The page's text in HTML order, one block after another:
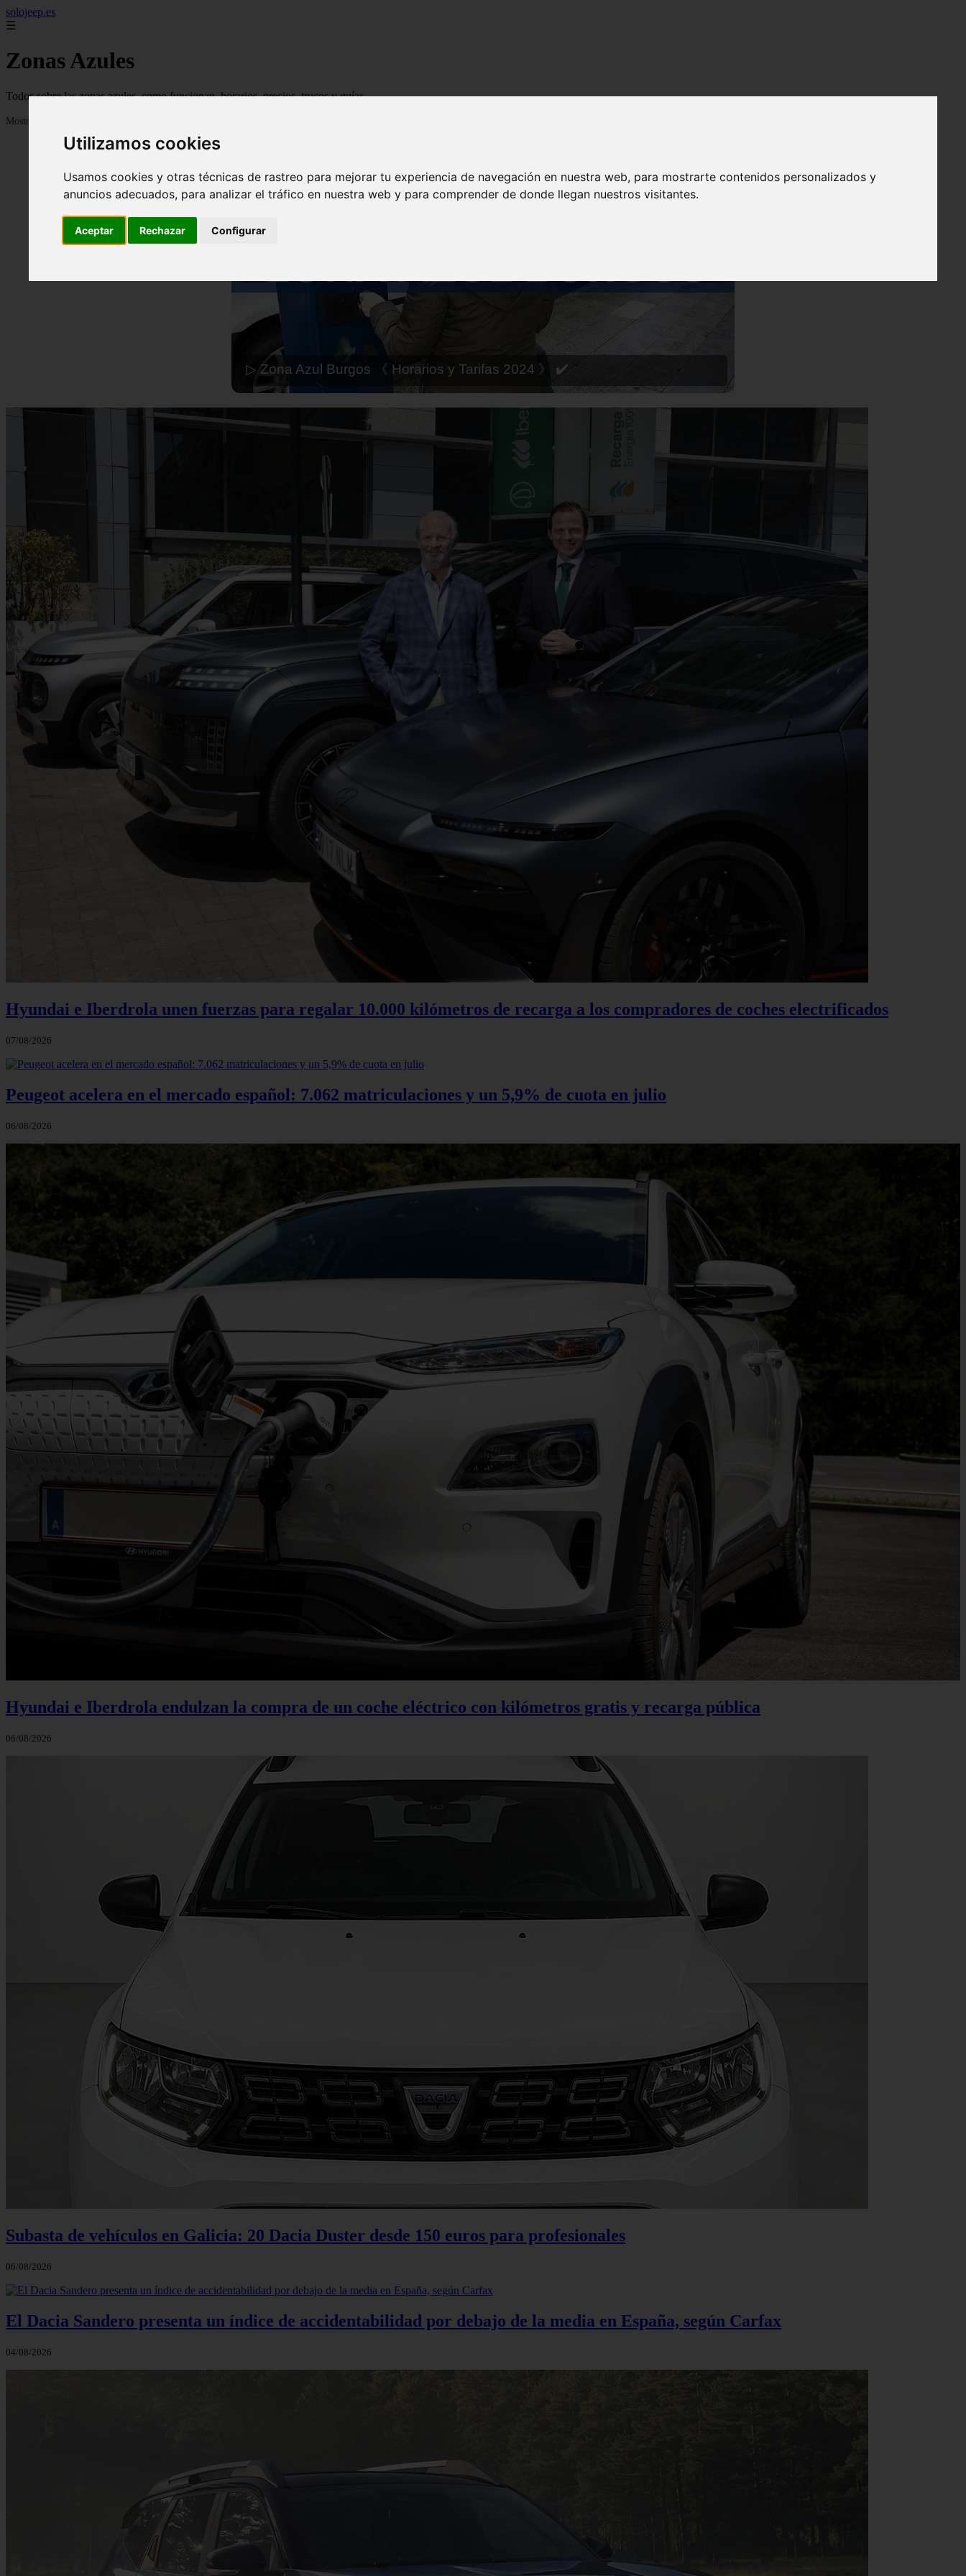
Utilizamos cookies
Usamos cookies y otras técnicas de rastreo para mejorar tu experiencia de navegación en nuestra web, para mostrarte contenidos personalizados y
anuncios adecuados, para analizar el tráfico en nuestra web y para comprender de donde llegan nuestros visitantes.
Aceptar Rechazar Configurar
solojeep.es
☰
Zonas Azules
Todos sobre las zonas azules, como funcionan, horarios, precios, trucos y guías
Mostrando 1 - 24 de 3336 artículos
▷ Zona Azul Córdoba 《 Horarios y Tarifas 2024 》 ✔️
Hyundai e Iberdrola unen fuerzas para regalar 10.000 kilómetros de recarga a los compradores de coches electrificados
07/08/2026
Peugeot acelera en el mercado español: 7.062 matriculaciones y un 5,9% de cuota en julio
06/08/2026
Hyundai e Iberdrola endulzan la compra de un coche eléctrico con kilómetros gratis y recarga pública
06/08/2026
Subasta de vehículos en Galicia: 20 Dacia Duster desde 150 euros para profesionales
06/08/2026
El Dacia Sandero presenta un índice de accidentabilidad por debajo de la media en España, según Carfax
04/08/2026